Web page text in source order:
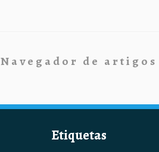
Navegador de artigos
Etiquetas